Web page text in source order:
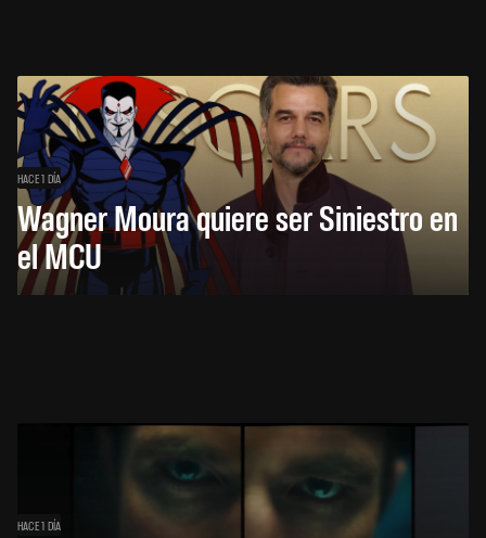
HACE 1 DÍA
Wagner Moura quiere ser Siniestro en
el MCU
HACE 1 DÍA